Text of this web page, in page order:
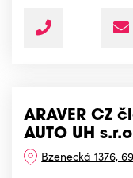
ARAVER CZ
AUTO UH
Bzenecká 1376,